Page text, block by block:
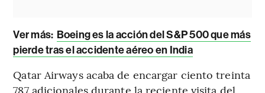
Ver más: Boeing es la acción del S&P 500 que más
pierde tras el accidente aéreo en India
Qatar Airways acaba de encargar ciento treinta
787 adicionales durante la reciente visita del